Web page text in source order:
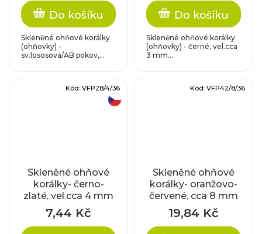
Do košíku
Skleněné ohňové korálky
(ohňovky) -
sv.lososová/AB pokov,...
Do košíku
Skleněné ohňové korálky
(ohňovky) - černé, vel.cca
3 mm...
Skleněné ohňové
korálky- černo-
zlaté, vel.cca 4 mm
7,44 Kč
Kód: VFP28/4/36
Skleněné ohňové
korálky- oranžovo-
červené, cca 8 mm
19,84 Kč
Kód: VFP42/8/36